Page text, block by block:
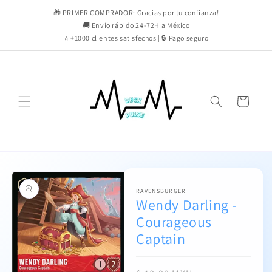
directamente🎁 PRIMER COMPRADOR: Gracias por tu confianza!
🚚 Envío rápido 24-72H a México
⭐ +1000 clientes satisfechos | 🔒 Pago seguro
Carrito
directamente
a la
información
del producto
RAVENSBURGER
Wendy Darling -
Courageous
Captain